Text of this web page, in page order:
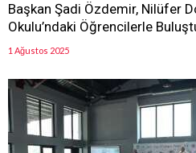
Başkan Şadi Özdemir, Nilüfer
Okulu’ndaki Öğrencilerle
1 Ağustos 2025